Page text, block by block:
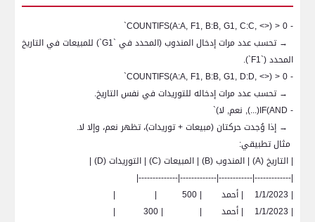
-
COUNTIFS(A:A, F1, B:B, G1, C:C, <>) > 0
`
→ تحسب عدد مرات إدخال المندوب (المحدد في `G1`) للمبيعات في التاريخ
المحدد (`F1
`).
-
COUNTIFS(A:A, F1, B:B, G1, D:D, <>) > 0
`
→ تحسب عدد مرات إدخاله للتوريدات في نفس التاريخ.
-
IF(AND(...), نعم, لا)`
→ إذا وُجدت حركتان (مبيعات + توريدات)، تظهر نعم، وإلا لا.
مثال تطبيقي:
| التاريخ (A) | المندوب (B) | المبيعات (C) | التوريدات (D
) |
|-------------|------------|-------------|--------------|
| 1/1/2023
| أحمد | 500
|
|
| 1/1/2023
| أحمد |
| 300
|